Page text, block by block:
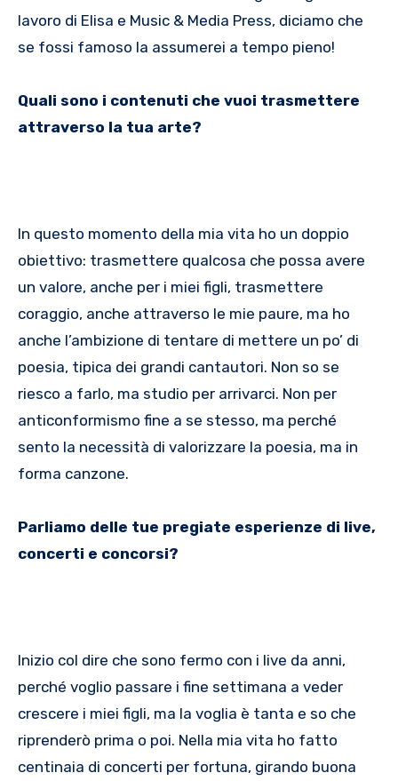
lavoro di Elisa e Music & Media Press, diciamo che
se fossi famoso la assumerei a tempo pieno!
Quali sono i contenuti che vuoi trasmettere
attraverso la tua arte?
In questo momento della mia vita ho un doppio
obiettivo: trasmettere qualcosa che possa avere
un valore, anche per i miei figli, trasmettere
coraggio, anche attraverso le mie paure, ma ho
anche l’ambizione di tentare di mettere un po’ di
poesia, tipica dei grandi cantautori. Non so se
riesco a farlo, ma studio per arrivarci. Non per
anticonformismo fine a se stesso, ma perché
sento la necessità di valorizzare la poesia, ma in
forma canzone.
Parliamo delle tue pregiate esperienze di live,
concerti e concorsi?
Inizio col dire che sono fermo con i live da anni,
perché voglio passare i fine settimana a veder
crescere i miei figli, ma la voglia è tanta e so che
riprenderò prima o poi. Nella mia vita ho fatto
centinaia di concerti per fortuna, girando buona